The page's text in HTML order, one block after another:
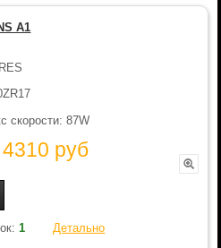
A1
скорости: 87W
4310 руб
1 Детально